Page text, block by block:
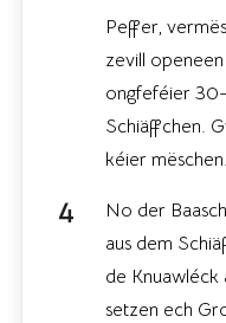
Peffer,
zevill
ongfeféier
Schiäffchen.
kéier mëschen.
No der
aus dem
de Knuawléck
setzen ech